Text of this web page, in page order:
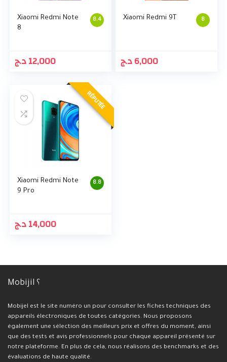
8.4
Xiaomi Redmi Note
8
12,000د.ج
8
Xiaomi Redmi 9T
6,000د.ج
RÉPUTÉE
8.8
Xiaomi Redmi Note
9 Pro
14,000د.ج
Mobijil ؟
Mobijel est le site numéro un pour consulter les fiches techniques des
appareils électroniques de toutes catégories. Nous proposons
également une sélection des meilleurs prix et offres du moment, ainsi
que des tests et avis professionnels pour chaque appareil présenté sur
notre plateforme. En plus de cela, nous réalisons des benchmarks et des
évaluations de haute qualité.